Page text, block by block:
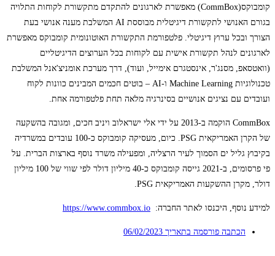
קומבוקס(CommBox) מאפשרת לארגונים להתקדם מתקשורת לקוחות התלויה
בגורם האנושי לתקשורת דיגיטלית מבוססת AI המשלבת מענה אנושי בעת
הצורך ובכל ערוץ דיגיטלי. פלטפורמת התקשורת האוטונומית קומבוקס מאפשרת
לארגונים לנהל תקשורת אישית עם לקוחות בכל הערוצים הדיגיטליים
(וואטסאפ, מסנג'ר, אינסטגרם אימייל, ועוד), דרך מערכת אומניצ'אנל המשלבת
טכנולוגיות Machine Learning ו-AI – בוטים חכמים המבינים כוונות לקוח
ועובדים עם נציגים אנושיים בסינרגיה מלאה תחת פלטפורמה אחת.
CommBox הוקמה ב-2013 על ידי אלי ישראלוב ויניב חכים, ומגובה בהשקעה
של הקרן האמריקאית PSG. כיום, מעסיקה קומבוקס כ-100 עובדים במשרדיה
בקיבוץ גליל ים הסמוך לעיר הרצליה, ומפעילה משרד נוסף בארצות הברית. על
פי פרסומים, ב-2021 גייסה קומבוקס כ-40 מיליון דולר לפי שווי של 100 מיליון
דולר, מקרן ההשקעות האמריקאית PSG.
למידע נוסף, היכנסו לאתר החברה: https://www.commbox.io
הכתבה פורסמה בתאריך 06/02/2023